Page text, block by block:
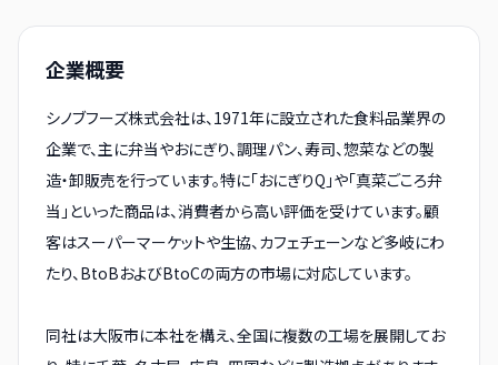
企業概要
シノブフーズ株式会社は、1971年に設立された食料品業界の
企業で、主に弁当やおにぎり、調理パン、寿司、惣菜などの製
造・卸販売を行っています。特に「おにぎりQ」や「真菜ごころ弁
当」といった商品は、消費者から高い評価を受けています。顧
客はスーパーマーケットや生協、カフェチェーンなど多岐にわ
たり、BtoBおよびBtoCの両方の市場に対応しています。
同社は大阪市に本社を構え、全国に複数の工場を展開してお